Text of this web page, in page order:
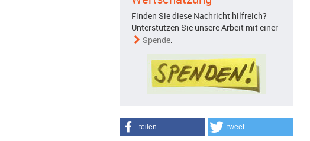
Finden Sie diese Nachricht hilfreich?
Unterstützen Sie unsere Arbeit mit einer
Spende.
teilen tweet